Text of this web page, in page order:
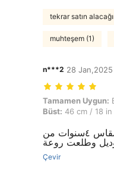
tekrar satın
muhteşem (1)
n***2 28 Jan,2025
Tamamen Uygun:
Tamamen Uygun:
Büst: 46 cm / 18 in
بتجنن بنتي عمرها سنتين وكم شهر جبتلها مقاس ٤سنوات من
وطلعت روعة
Çevir